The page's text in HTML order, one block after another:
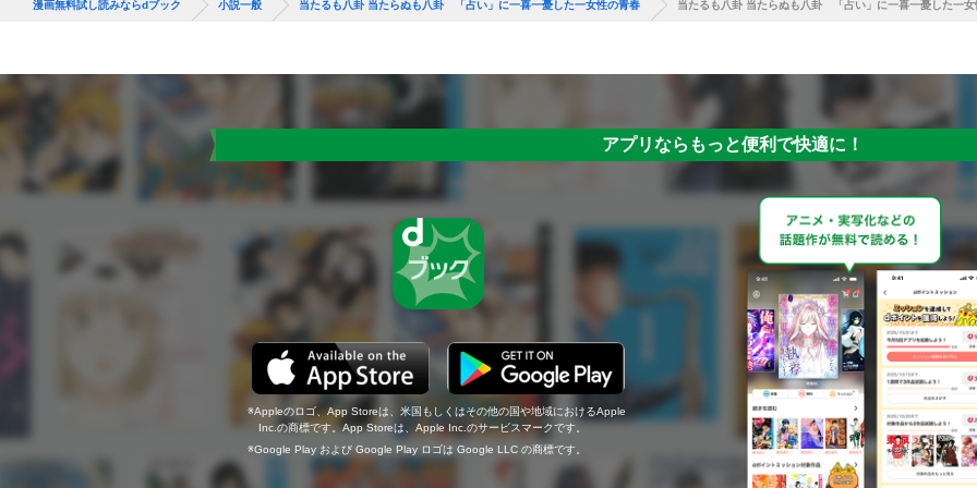
漫画無料試し読みならdブック 小説一般 当たるも八卦 当たらぬも八卦 「占い」に一喜一憂した一女性の青春 当たるも八卦 当たらぬも八卦 「占い」に一喜一憂した一女
アプリならもっと便利で快適に！
Appleのロゴ、App Storeは、米国もしくはその他の国や地域におけるApple
Inc.の商標です。App Storeは、Apple Inc.のサービスマークです。
Google Play および Google Play ロゴは Google LLC の商標です。